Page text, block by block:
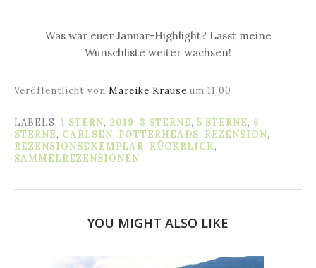
Was war euer Januar-Highlight? Lasst meine
Wunschliste weiter wachsen!
Veröffentlicht von Mareike Krause um 11:00
LABELS: 1 STERN, 2019, 3 STERNE, 5 STERNE, 6
STERNE, CARLSEN, POTTERHEADS, REZENSION,
REZENSIONSEXEMPLAR, RÜCKBLICK,
SAMMELREZENSIONEN
YOU MIGHT ALSO LIKE